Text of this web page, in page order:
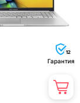
12
Гарантия